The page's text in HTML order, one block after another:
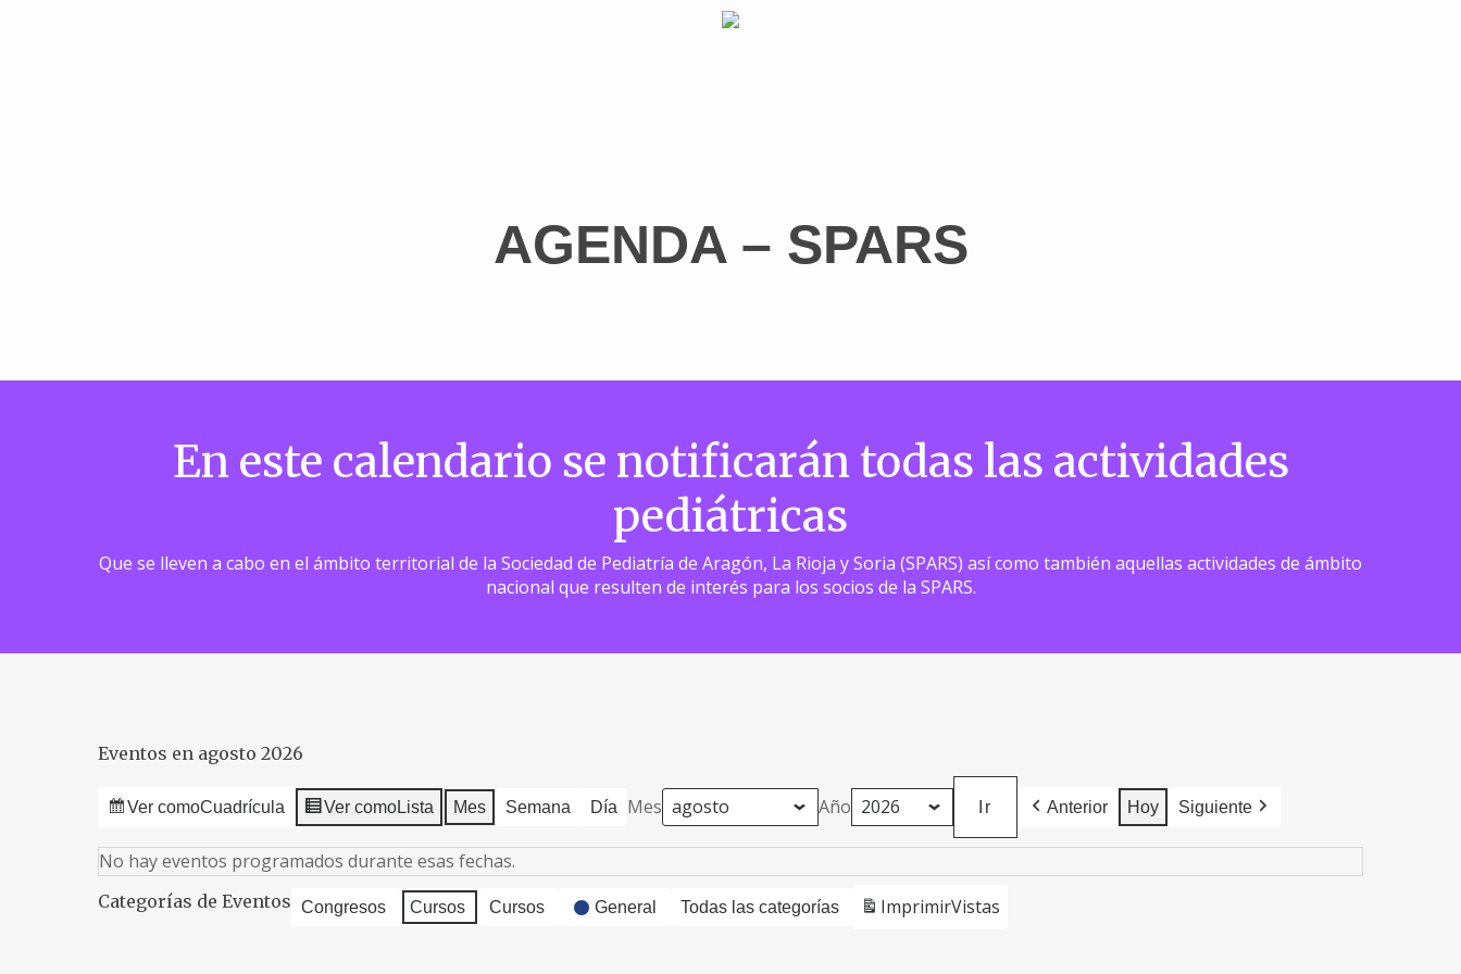
AGENDA – SPARS
En este calendario se notificarán todas las actividades
pediátricas
Que se lleven a cabo en el ámbito territorial de la Sociedad de Pediatría de Aragón, La Rioja y Soria (SPARS) así como también aquellas actividades de ámbito
nacional que resulten de interés para los socios de la SPARS.
Eventos en agosto 2026
Ver comoCuadrícula Ver comoLista Mes Semana Día Mes Año Anterior Hoy Siguiente
No hay eventos programados durante esas fechas.
Categorías de Eventos Congresos Cursos Cursos General Todas las categorías ImprimirVistas